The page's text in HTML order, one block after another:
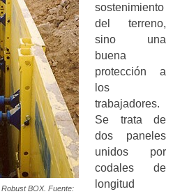
BOX. Fuente:
sostenimiento
del terreno,
sino una
buena
protección a
los
trabajadores.
Se trata de
dos paneles
unidos por
codales de
longitud